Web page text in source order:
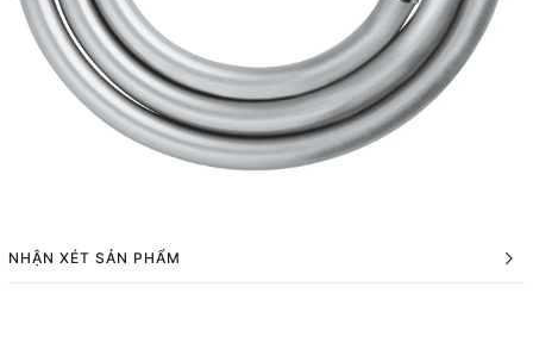
NHẬN XÉT SẢN PHẨM